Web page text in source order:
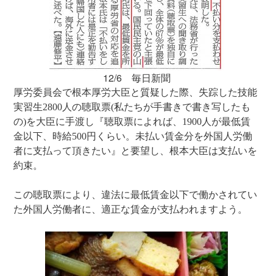
12/6 毎日新聞
厚労委員会で根本厚労大臣と質疑した際、失踪した技能
実習生2800人の聴取票(私たちが手書きで書き写したも
の)を大臣に手渡し『聴取票によれば、1900人が最低賃
金以下、時給500円くらい。未払い賃金分を外国人労働
者に支払って頂きたい』と要望し、根本大臣は支払いを
約束。
この聴取票により、違法に最低賃金以下で働かされてい
た外国人労働者に、適正な賃金が支払われますよう。